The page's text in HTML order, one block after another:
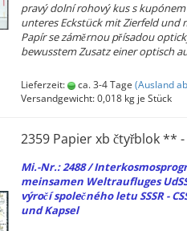
pravý dolní rohový kus s
un­te­res Eck­stück mit Zier­feld und
Papír se záměrnou přísadou
be­wuss­tem Zu­satz einer op­tisch
Lieferzeit: ca. 3-4 Tage (Ausland
Versandgewicht:0,018kg je Stück
2359 Pa­pier xb čtyřblok ** -
Mi.-Nr.: 2488 /
mein­sa­men Weltrauflu­ges
výročí společného letu SSSR -
und Kap­sel